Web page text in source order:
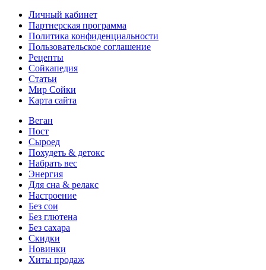
Личный кабинет
Партнерская программа
Политика конфиденциальности
Пользовательское соглашение
Рецепты
Сойкапедия
Статьи
Мир Сойки
Карта сайта
Веган
Пост
Сыроед
Похудеть & детокс
Набрать вес
Энергия
Для сна & релакс
Настроение
Без сои
Без глютена
Без сахара
Скидки
Новинки
Хиты продаж